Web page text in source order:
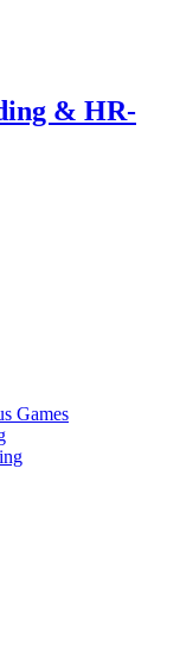
& HR-
Games